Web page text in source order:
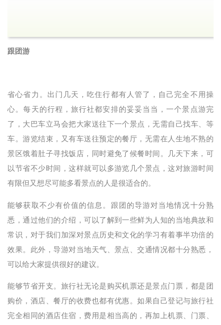
跟团游
省心省力。出门几天，吃住行都有人管了，自己完全不用操
心。每天的行程，旅行社都安排的妥妥当当，一个景点游完
了，大巴车立马会把大家送往下一个景点，无需自己找车、等
车。游览结束，又有车送往预定的餐厅，无需在人生地不熟的
景区饿着肚子寻找饭店，同时避免了候餐时间。几天下来，可
以节省不少时间，这样就可以多游览几个景点，这对旅游时间
有限但又想尽可能多看景点的人是很适合的。
能够获取不少有价值的信息。跟团的导游对当地情况十分熟
悉，通过他们的介绍，可以了解到一些鲜为人知的当地典故和
常识，对于我们加深对景点历史和文化的学习有着事半功倍的
效果。此外，导游对当地天气、景点、交通情况都十分熟悉，
可以给大家提供很好的建议。
能够节省开支。旅行社无论是购买机票还是景点门票，都是团
购价，酒店、餐厅的收费也都有优惠。如果自己登记与旅行社
完全相同的酒店住宿，费用是相当高的，再加上机票、门票、